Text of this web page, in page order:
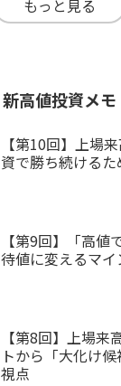
もっと見る
新高値投資メモ
【第10回】上場
資で勝ち続ける
【第9回】「高値
待値に変えるマイ
【第8回】上場来
トから「大化け
視点